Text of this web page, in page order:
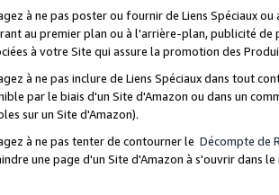
à ne pas poster ou fournir de Liens Spéciaux
au premier plan ou à l'arrière-plan, publicité
à votre Site qui assure la promotion des
à ne pas inclure de Liens Spéciaux dans tout
par le biais d'un Site d'Amazon ou dans un
sur un Site d'Amazon).
à ne pas tenter de contourner le Décompte de
une page d'un Site d'Amazon à s'ouvrir dans